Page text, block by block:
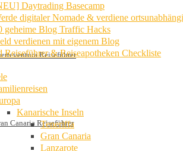
Reiseführer
Canaria Reiseführer
Daytrading Basecamp
digitaler Nomade & verdiene
geheime Blog Traffic Hacks
verdienen mit eigenem Blog
Reiseführer & Reiseapotheken Checkliste
Kanarische Inseln
Teneriffa
Gran Canaria
Lanzarote